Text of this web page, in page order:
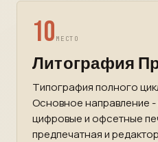
10 МЕСТО
Литография
Типография полного
Основное направление
цифровые и офсетные
предпечатная и